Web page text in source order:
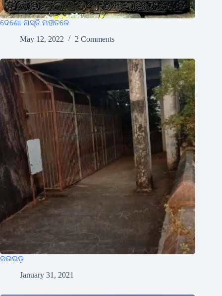
ଦେଶୋ ନାସ୍ତି ମହୀତଳେ
May 12, 2022
2 Comments
ଜଉଗଡ଼
January 31, 2021